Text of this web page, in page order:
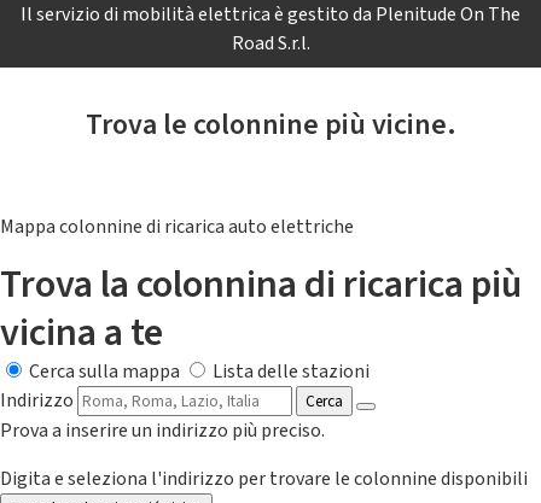
Il servizio di mobilità elettrica è gestito da Plenitude On The
Road S.r.l.
Trova le colonnine più vicine.
Mappa colonnine di ricarica auto elettriche
Trova la colonnina di ricarica più
vicina a te
Cerca sulla mappa
Lista delle stazioni
Indirizzo
Cerca
Prova a inserire un indirizzo più preciso.
Digita e seleziona l'indirizzo per trovare le colonnine disponibili